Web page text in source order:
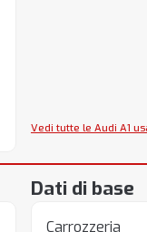
Vedi tutte le Audi A1
Dati di base
Carrozzeria